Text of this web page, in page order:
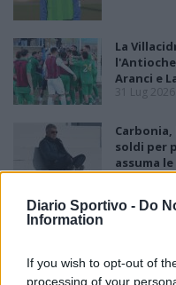
Diario Sportivo - Do
Information
If you wish to opt-out of
processing of your
La
Aranci e
31 Lug 2026
Carbonia,
soldi per
assuma
31 Lug 2026
Il
31 Lug 2026